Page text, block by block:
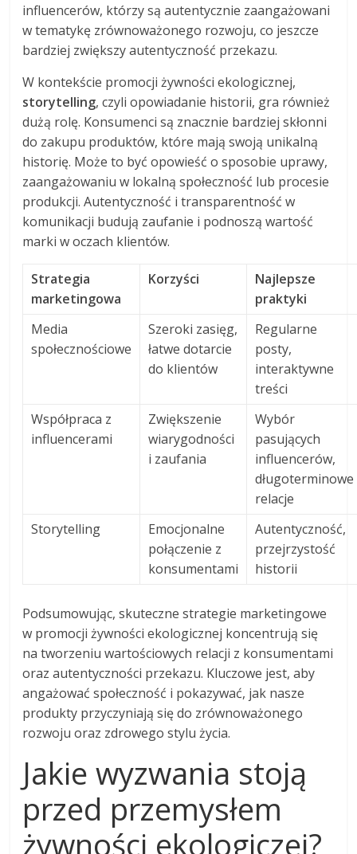
influencerów, którzy są autentycznie zaangażowani
w tematykę zrównoważonego rozwoju, co jeszcze
bardziej zwiększy autentyczność przekazu.
W kontekście promocji żywności ekologicznej,
storytelling, czyli opowiadanie historii, gra również
dużą rolę. Konsumenci są znacznie bardziej skłonni
do zakupu produktów, które mają swoją unikalną
historię. Może to być opowieść o sposobie uprawy,
zaangażowaniu w lokalną społeczność lub procesie
produkcji. Autentyczność i transparentność w
komunikacji budują zaufanie i podnoszą wartość
marki w oczach klientów.
Strategia
marketingowa
Korzyści
Najlepsze
praktyki
Media
społecznościowe
Szeroki zasięg,
łatwe dotarcie
do klientów
Regularne
posty,
interaktywne
treści
Współpraca z
influencerami
Zwiększenie
wiarygodności
i zaufania
Wybór
pasujących
influencerów,
długoterminowe
relacje
Storytelling
Emocjonalne
połączenie z
konsumentami
Autentyczność,
przejrzystość
historii
Podsumowując, skuteczne strategie marketingowe
w promocji żywności ekologicznej koncentrują się
na tworzeniu wartościowych relacji z konsumentami
oraz autentyczności przekazu. Kluczowe jest, aby
angażować społeczność i pokazywać, jak nasze
produkty przyczyniają się do zrównoważonego
rozwoju oraz zdrowego stylu życia.
Jakie wyzwania stoją
przed przemysłem
żywności ekologiczej?